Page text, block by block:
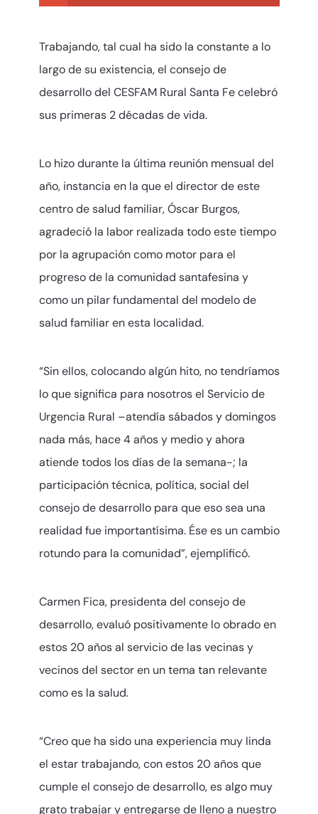
Trabajando, tal cual ha sido la constante a lo
largo de su existencia, el consejo de
desarrollo del CESFAM Rural Santa Fe celebró
sus primeras 2 décadas de vida.
Lo hizo durante la última reunión mensual del
año, instancia en la que el director de este
centro de salud familiar, Óscar Burgos,
agradeció la labor realizada todo este tiempo
por la agrupación como motor para el
progreso de la comunidad santafesina y
como un pilar fundamental del modelo de
salud familiar en esta localidad.
“Sin ellos, colocando algún hito, no tendríamos
lo que significa para nosotros el Servicio de
Urgencia Rural –atendía sábados y domingos
nada más, hace 4 años y medio y ahora
atiende todos los días de la semana-; la
participación técnica, política, social del
consejo de desarrollo para que eso sea una
realidad fue importantísima. Ése es un cambio
rotundo para la comunidad”, ejemplificó.
Carmen Fica, presidenta del consejo de
desarrollo, evaluó positivamente lo obrado en
estos 20 años al servicio de las vecinas y
vecinos del sector en un tema tan relevante
como es la salud.
“Creo que ha sido una experiencia muy linda
el estar trabajando, con estos 20 años que
cumple el consejo de desarrollo, es algo muy
grato trabajar y entregarse de lleno a nuestro